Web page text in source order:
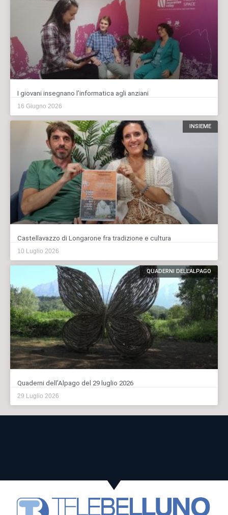
I giovani insegnano l’informatica agli anziani
16 Giugno 2026
INSIEME
Castellavazzo di Longarone fra tradizione e cultura
10 Luglio 2026
QUADERNI DELL'ALPAGO
Quaderni dell’Alpago del 29 luglio 2026
29 Luglio 2026